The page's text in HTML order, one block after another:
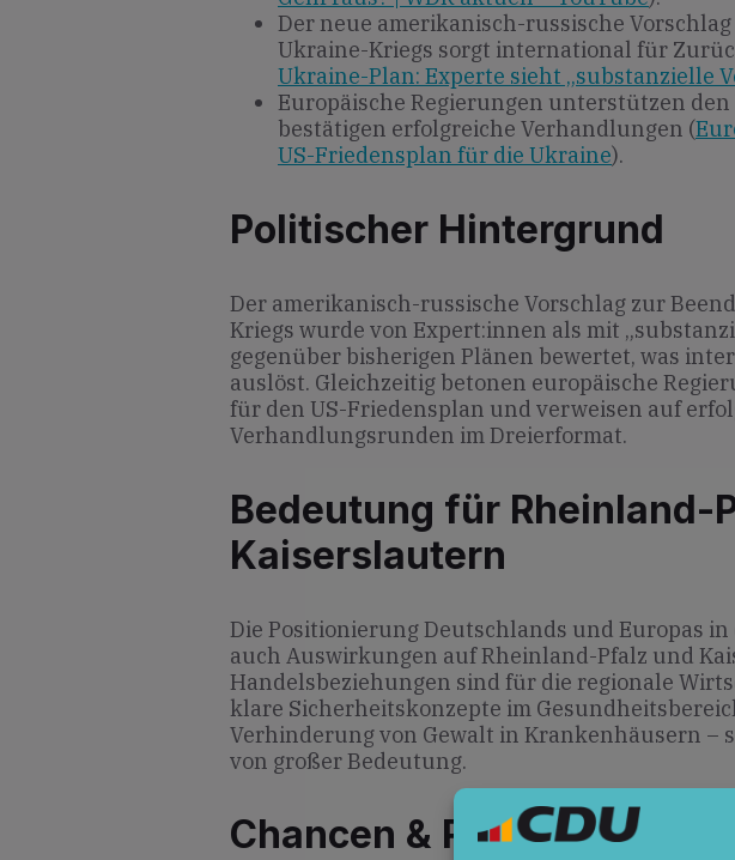
Der neue amerikanisch-russische
Ukraine-Kriegs sorgt international für
Ukraine-Plan: Experte sieht „substanzielle
Europäische Regierungen unterstützen
bestätigen erfolgreiche Verhandlungen (
US-Friedensplan für die Ukraine).
Politischer Hintergrund
Der amerikanisch-russische Vorschlag zur
Kriegs wurde von Expert:innen als mit
gegenüber bisherigen Plänen bewertet, was
auslöst. Gleichzeitig betonen europäische
für den US-Friedensplan und verweisen auf
Verhandlungsrunden im Dreierformat.
Bedeutung für Rheinland-
Kaiserslautern
Die Positionierung Deutschlands und Europas
auch Auswirkungen auf Rheinland-Pfalz und
Handelsbeziehungen sind für die regionale
klare Sicherheitskonzepte im
Verhinderung von Gewalt in Krankenhäusern –
von großer Bedeutung.
Chancen & Risiken